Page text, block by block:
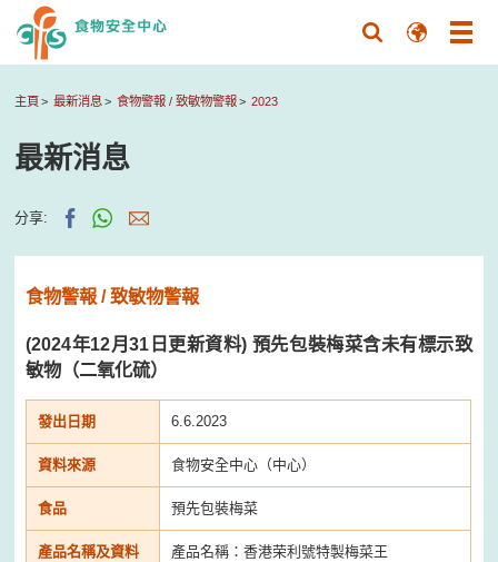
主頁 最新消息 食物警報 / 致敏物警報 2023
最新消息
分享:
食物警報 / 致敏物警報
(2024年12月31日更新資料) 預先包裝梅菜含未有標示致
敏物（二氧化硫）
發出日期 6.6.2023
資料來源 食物安全中心（中心）
食品 預先包裝梅菜
產品名稱及資料 產品名稱：香港荣利號特製梅菜王